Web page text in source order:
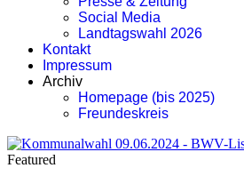
Social Media
Landtagswahl 2026
Kontakt
Impressum
Archiv
Homepage (bis 2025)
Freundeskreis
Featured